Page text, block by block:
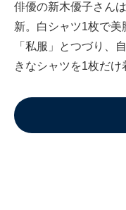
俳優の新木優子さん
新。白シャツ1枚で
「私服」とつづり、
きなシャツを1枚だ